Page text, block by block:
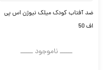
ضد آفتاب کودک میلک نیوژن اس پی
اف 50
ــــــ ناموجود ــــــ